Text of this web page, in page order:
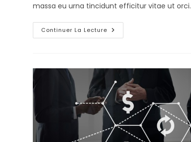
massa eu urna tincidunt efficitur vitae ut
Continuer La Lecture